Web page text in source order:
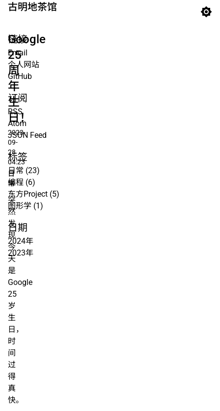
古明地茶馆
Google
25
周
年
生
日！
2023-
09-
28
04:23
日
常
突
然
发
现
今
天
是
Google
25
岁
生
日，
时
间
过
得
真
快。
链接
Email
个人网站
GitHub
订阅
RSS
Atom
JSON Feed
标签
日常 (23)
编程 (6)
东方Project (5)
图形学 (1)
日期
2024年
2023年